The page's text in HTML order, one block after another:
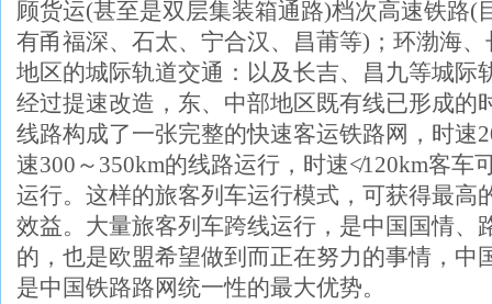
顾货运(甚至是双层集装箱通路)档次高速铁路(
有甬福深、石太、宁合汉、昌莆等) ；环渤海
地区的城际轨道交通：以及长吉、昌九等城际
经过提速改造，东、中部地区既有线已形成的
线路构成了一张完整的快速客运铁路网，时速
速300 ～ 350km的线路运行，时速≮120km客车
运行。这样的旅客列车运行模式，可获得最高
效益。大量旅客列车跨线运行，是中国国情、
的，也是欧盟希望做到而正在努力的事情，中
是中国铁路路网统一性的最大优势。